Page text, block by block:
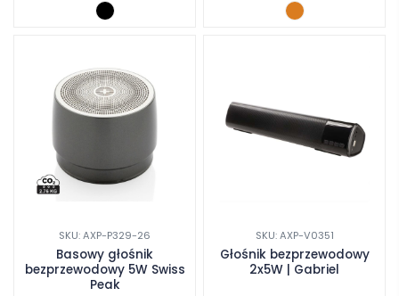
SKU: AXP-P329-26
Basowy głośnik
bezprzewodowy 5W Swiss
Peak
SKU: AXP-V0351
Głośnik bezprzewodowy
2x5W | Gabriel